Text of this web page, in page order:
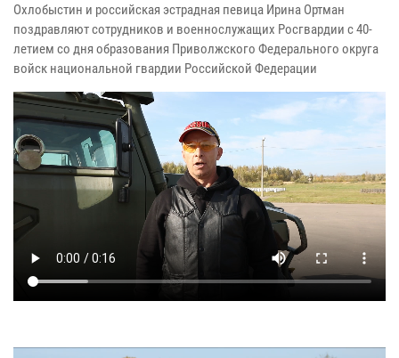
Охлобыстин и российская эстрадная певица Ирина Ортман
поздравляют сотрудников и военнослужащих Росгвардии с 40-
летием со дня образования Приволжского Федерального округа
войск национальной гвардии Российской Федерации